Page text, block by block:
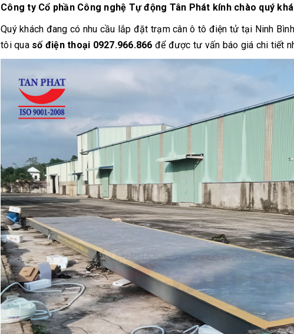
Công ty Cổ phần Công nghệ Tự động Tân Phát kính chào quý
Quý khách đang có nhu cầu lắp đặt trạm cân ô tô điện tử tại Ninh
tôi qua số điện thoại 0927.966.866 để được tư vấn báo giá chi tiết